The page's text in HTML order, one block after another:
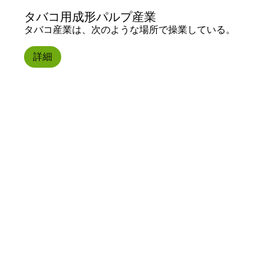
タバコ用成形パルプ産業
タバコ産業は、次のような場所で操業している。
詳細